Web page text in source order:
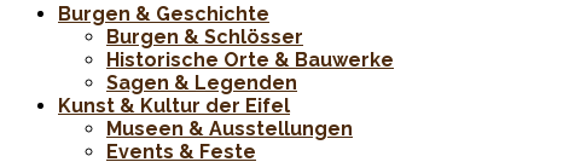
Burgen & Geschichte
Burgen & Schlösser
Historische Orte & Bauwerke
Sagen & Legenden
Kunst & Kultur der Eifel
Museen & Ausstellungen
Events & Feste